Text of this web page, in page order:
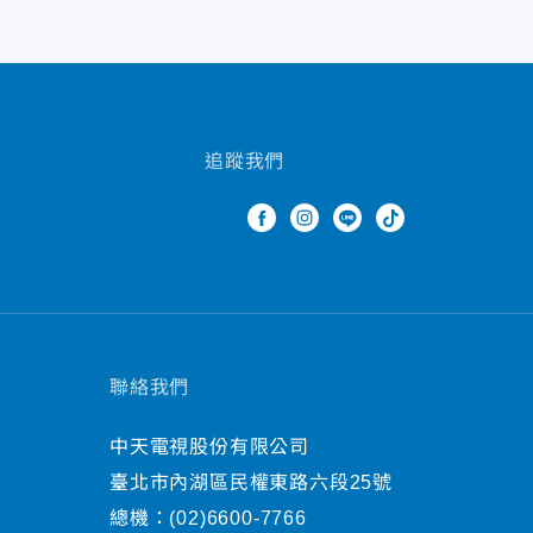
追蹤我們
聯絡我們
中天電視股份有限公司
臺北市內湖區民權東路六段25號
總機： (02)6600-7766